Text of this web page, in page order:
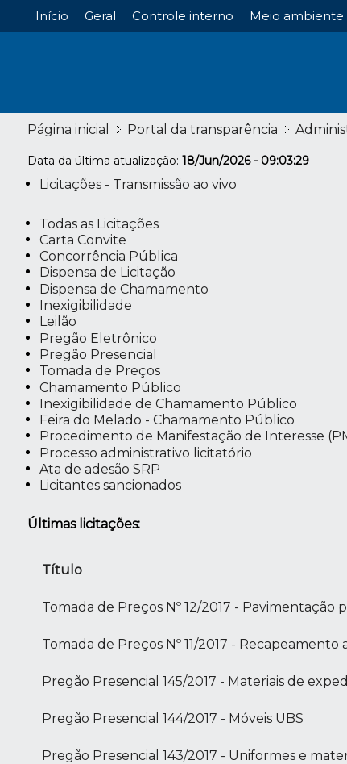
Início Geral Controle interno Meio ambiente
Página inicial Portal da transparência
Data da última atualização: 18/Jun/2026 - 09:03:29
Licitações - Transmissão ao vivo
Todas as Licitações
Carta Convite
Concorrência Pública
Dispensa de Licitação
Dispensa de Chamamento
Inexigibilidade
Leilão
Pregão Eletrônico
Pregão Presencial
Tomada de Preços
Chamamento Público
Inexigibilidade de Chamamento Público
Feira do Melado - Chamamento Público
Procedimento de Manifestação de Interesse
Processo administrativo licitatório
Ata de adesão SRP
Licitantes sancionados
Últimas licitações:
Título
Tomada de Preços Nº 12/2017 -
Tomada de Preços Nº 11/2017 - Recapeamento
Pregão Presencial 145/2017 - Materiais de
Pregão Presencial 144/2017 - Móveis UBS
Pregão Presencial 143/2017 - Uniformes e